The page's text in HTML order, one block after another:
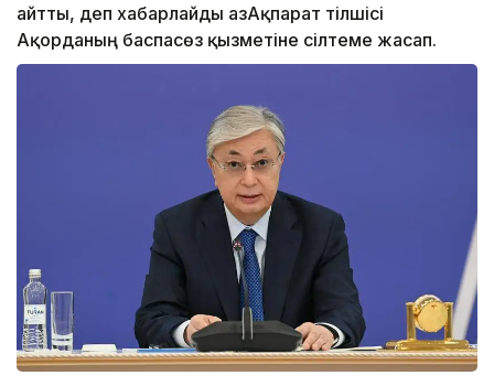
айтты, деп хабарлайды ҚазАқпарат тілшісі
Ақорданың баспасөз қызметіне сілтеме жасап.